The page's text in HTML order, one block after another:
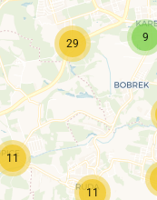
9
11
11
29